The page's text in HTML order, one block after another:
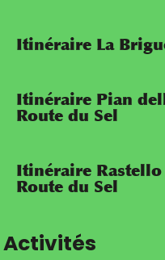
Itinéraire La
Itinéraire Pian
Route du Sel
Itinéraire
Route du Sel
Activités